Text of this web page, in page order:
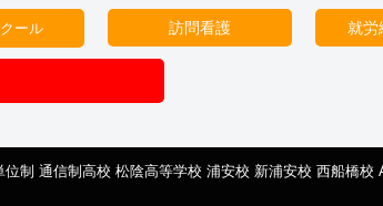
ール 訪問看護 就労
制 通信制高校 松陰高等学校 浦安校 新浦安校 西船橋校